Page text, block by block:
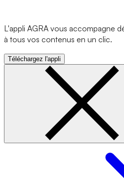
L'appli AGRA vous accompagne
à tous vos contenus en un clic.
Téléchargez l'appli